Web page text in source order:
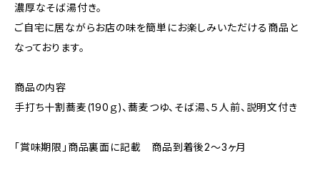
濃厚なそば湯付き。
ご自宅に居ながらお店の味を簡単にお楽しみいただける商品と
なっております。
商品の内容
手打ち十割蕎麦(190ｇ)、蕎麦つゆ、そば湯、５人前、説明文付き
「賞味期限」商品裏面に記載 商品到着後2～3ヶ月